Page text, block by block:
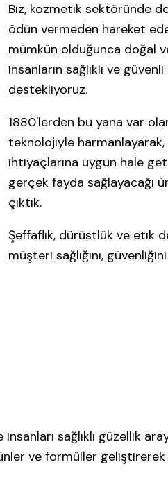
Biz, kozmetik sektöründe
ödün vermeden hareket
mümkün olduğunca doğal
insanların sağlıklı ve
destekliyoruz.
1880'lerden bu yana var
teknolojiyle
ihtiyaçlarına uygun hale
gerçek fayda sağlayacağı
çıktık.
Şeffaflık, dürüstlük ve etik
müşteri sağlığını,
sağlıklı güzellik
ve formüller geliştirerek